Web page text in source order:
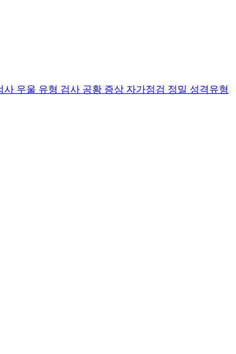
사 우울 유형 검사 공황 증상 자가점검 정밀 성격유형